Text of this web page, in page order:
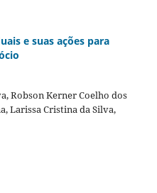
e suas ações para
Robson Kerner Coelho dos
Larissa Cristina da Silva,